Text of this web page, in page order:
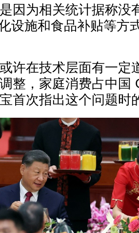
因为相关统计据称没
设施和食品补贴等方
在技术层面有一定
整，家庭消费占中国
首次指出这个问题时